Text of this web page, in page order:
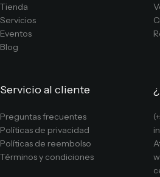
Tienda
Servicios
Eventos
Blog
Servicio al cliente
Preguntas frecuentes
Políticas de privacidad
Políticas de reembolso
Términos y condiciones